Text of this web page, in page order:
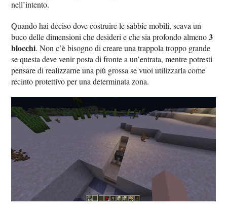
nell’intento.
Quando hai deciso dove costruire le sabbie mobili, scava un
buco delle dimensioni che desideri e che sia profondo almeno3
blocchi. Non c’è bisogno di creare una trappola troppo grande
se questa deve venir posta di fronte a un’entrata, mentre potresti
pensare di realizzarne una più grossa se vuoi utilizzarla come
recinto protettivo per una determinata zona.